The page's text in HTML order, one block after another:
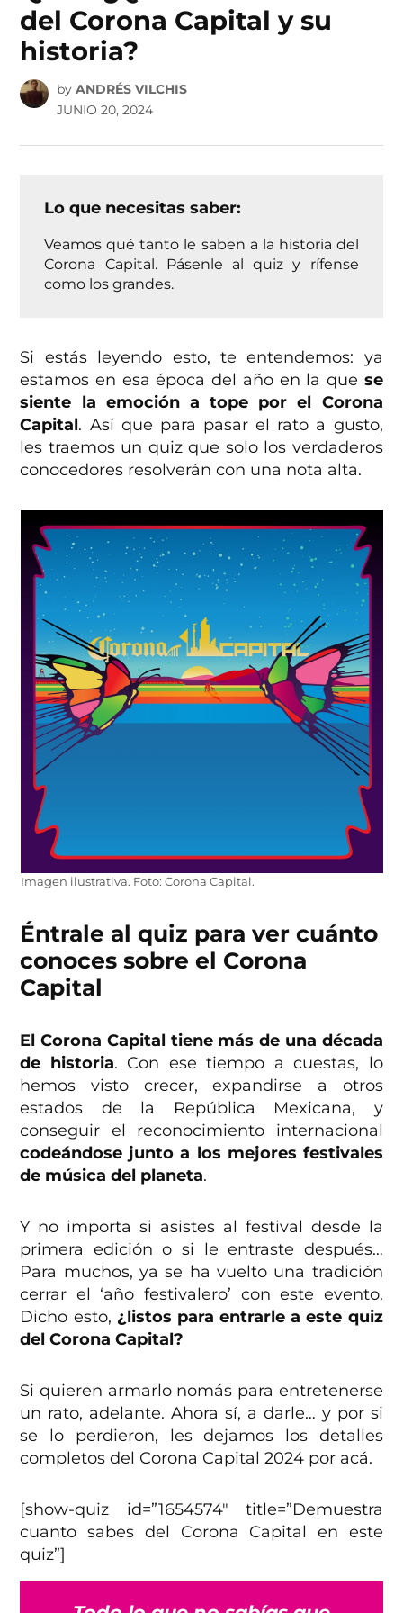
del Corona Capital y su
historia?
by ANDRÉS VILCHIS
JUNIO 20, 2024
Lo que necesitas saber:
Veamos qué tanto le saben a la historia del
Corona Capital. Pásenle al quiz y rífense
como los grandes.
Si estás leyendo esto, te entendemos: ya
estamos en esa época del año en la que se
siente la emoción a tope por el Corona
Capital. Así que para pasar el rato a gusto,
les traemos un quiz que solo los verdaderos
conocedores resolverán con una nota alta.
Imagen ilustrativa. Foto: Corona Capital.
Éntrale al quiz para ver cuánto
conoces sobre el Corona
Capital
El Corona Capital tiene más de una década
de historia. Con ese tiempo a cuestas, lo
hemos visto crecer, expandirse a otros
estados de la República Mexicana, y
conseguir el reconocimiento internacional
codeándose junto a los mejores festivales
de música del planeta.
Y no importa si asistes al festival desde la
primera edición o si le entraste después…
Para muchos, ya se ha vuelto una tradición
cerrar el ‘año festivalero’ con este evento.
Dicho esto, ¿listos para entrarle a este quiz
del Corona Capital?
Si quieren armarlo nomás para entretenerse
un rato, adelante. Ahora sí, a darle… y por si
se lo perdieron, les dejamos los detalles
completos del Corona Capital 2024 por acá.
[show-quiz id=”1654574″ title=”Demuestra
cuanto sabes del Corona Capital en este
quiz”]